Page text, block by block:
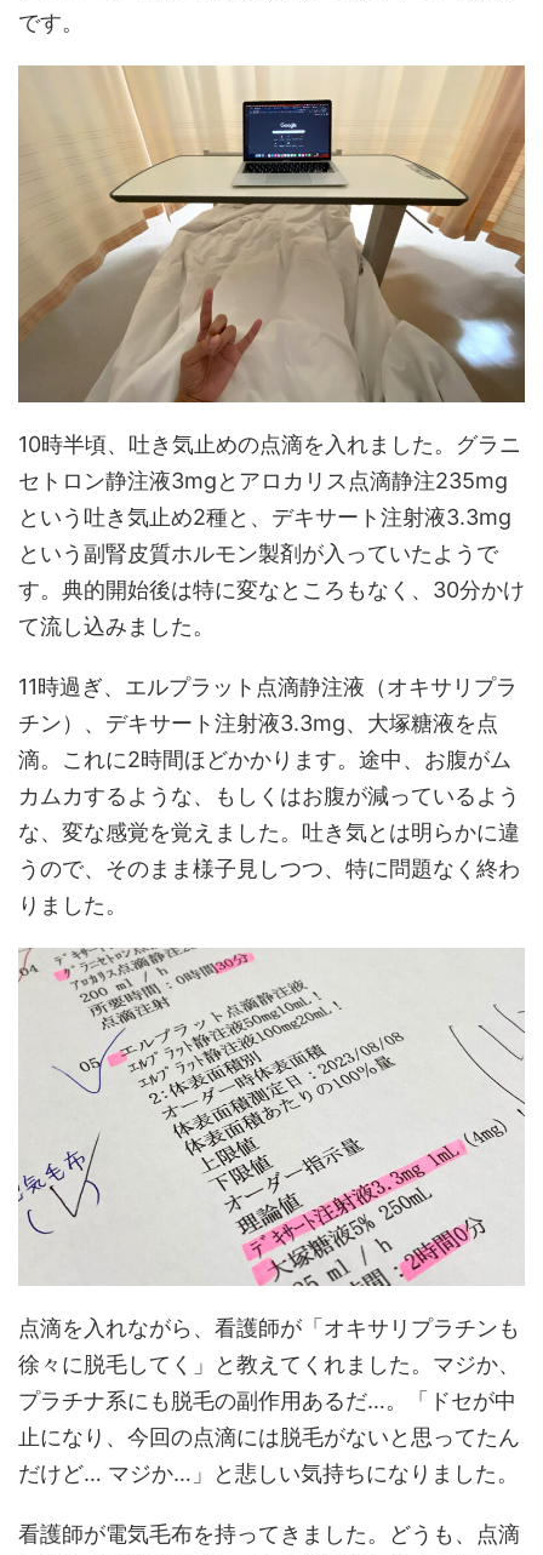
です。
10時半頃、吐き気止めの点滴を入れました。グラニ
セトロン静注液3mgとアロカリス点滴静注235mg
という吐き気止め2種と、デキサート注射液3.3mg
という副腎皮質ホルモン製剤が入っていたようで
す。典的開始後は特に変なところもなく、30分かけ
て流し込みました。
11時過ぎ、エルプラット点滴静注液（オキサリプラ
チン）、デキサート注射液3.3mg、大塚糖液を点
滴。これに2時間ほどかかります。途中、お腹がム
カムカするような、もしくはお腹が減っているよう
な、変な感覚を覚えました。吐き気とは明らかに違
うので、そのまま様子見しつつ、特に問題なく終わ
りました。
点滴を入れながら、看護師が「オキサリプラチンも
徐々に脱毛してく」と教えてくれました。マジか、
プラチナ系にも脱毛の副作用あるだ…。「ドセが中
止になり、今回の点滴には脱毛がないと思ってたん
だけど… マジか…」と悲しい気持ちになりました。
看護師が電気毛布を持ってきました。どうも、点滴